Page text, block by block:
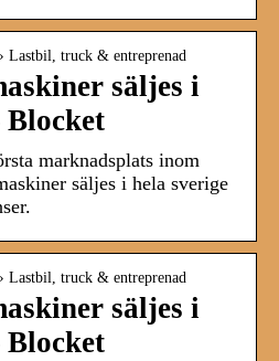
Lastbil, truck & entreprenad
säljes i
Blocket
marknadsplats inom
säljes i hela sverige
Lastbil, truck & entreprenad
säljes i
Blocket